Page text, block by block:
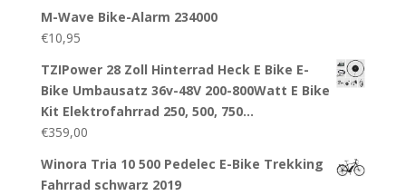
M-Wave Bike-Alarm 234000
€10,95
TZIPower 28 Zoll Hinterrad Heck E Bike E-
Bike Umbausatz 36v-48V 200-800Watt E Bike
Kit Elektrofahrrad 250, 500, 750…
€359,00
Winora Tria 10 500 Pedelec E-Bike Trekking
Fahrrad schwarz 2019